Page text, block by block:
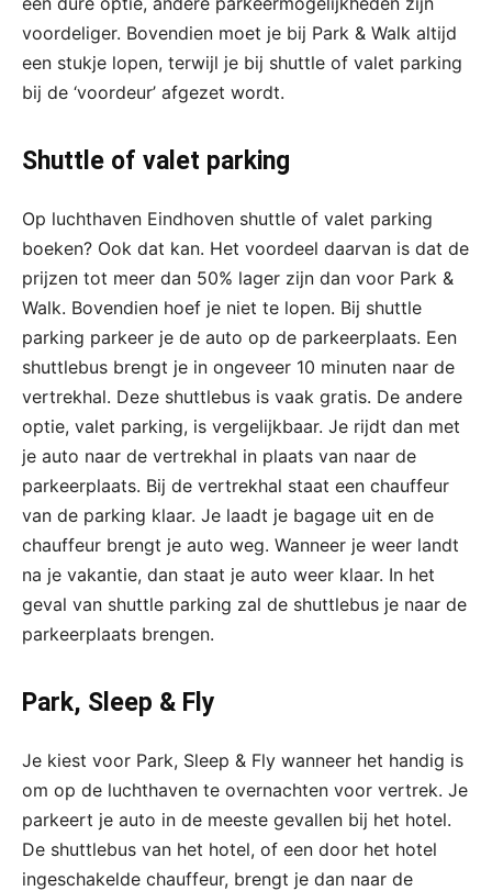
voordeliger. Bovendien moet je bij Park & Walk altijd
een stukje lopen, terwijl je bij shuttle of valet parking
bij de ‘voordeur’ afgezet wordt.
Shuttle of valet parking
Op luchthaven Eindhoven shuttle of valet parking
boeken? Ook dat kan. Het voordeel daarvan is dat de
prijzen tot meer dan 50% lager zijn dan voor Park &
Walk. Bovendien hoef je niet te lopen. Bij shuttle
parking parkeer je de auto op de parkeerplaats. Een
shuttlebus brengt je in ongeveer 10 minuten naar de
vertrekhal. Deze shuttlebus is vaak gratis. De andere
optie, valet parking, is vergelijkbaar. Je rijdt dan met
je auto naar de vertrekhal in plaats van naar de
parkeerplaats. Bij de vertrekhal staat een chauffeur
van de parking klaar. Je laadt je bagage uit en de
chauffeur brengt je auto weg. Wanneer je weer landt
na je vakantie, dan staat je auto weer klaar. In het
geval van shuttle parking zal de shuttlebus je naar de
parkeerplaats brengen.
Park, Sleep & Fly
Je kiest voor Park, Sleep & Fly wanneer het handig is
om op de luchthaven te overnachten voor vertrek. Je
parkeert je auto in de meeste gevallen bij het hotel.
De shuttlebus van het hotel, of een door het hotel
ingeschakelde chauffeur, brengt je dan naar de